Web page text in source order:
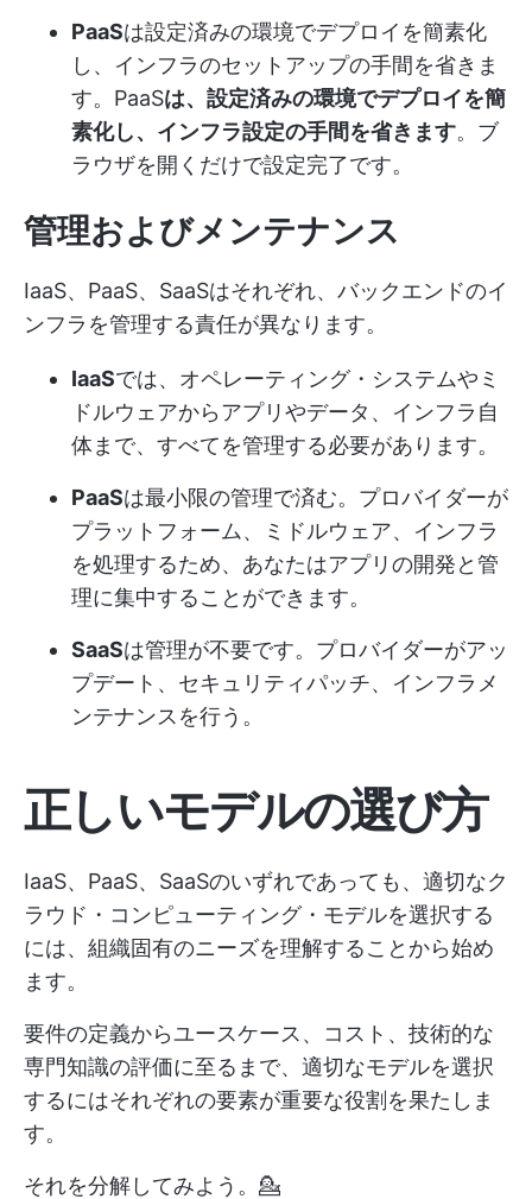
PaaSは設定済みの環境でデプロイを簡素化
し、インフラのセットアップの手間を省きま
す。PaaSは、設定済みの環境でデプロイを簡
素化し、インフラ設定の手間を省きます。ブ
ラウザを開くだけで設定完了です。
管理およびメンテナンス
IaaS、PaaS、SaaSはそれぞれ、バックエンドのイ
ンフラを管理する責任が異なります。
IaaSでは、オペレーティング・システムやミ
ドルウェアからアプリやデータ、インフラ自
体まで、すべてを管理する必要があります。
PaaSは最小限の管理で済む。プロバイダーが
プラットフォーム、ミドルウェア、インフラ
を処理するため、あなたはアプリの開発と管
理に集中することができます。
SaaSは管理が不要です。プロバイダーがアッ
プデート、セキュリティパッチ、インフラメ
ンテナンスを行う。
正しいモデルの選び方
IaaS、PaaS、SaaSのいずれであっても、適切なク
ラウド・コンピューティング・モデルを選択する
には、組織固有のニーズを理解することから始め
ます。
要件の定義からユースケース、コスト、技術的な
専門知識の評価に至るまで、適切なモデルを選択
するにはそれぞれの要素が重要な役割を果たしま
す。
それを分解してみよう。💁